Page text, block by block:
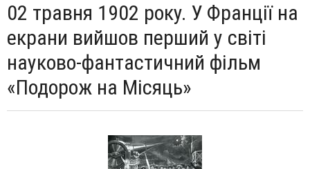
02 травня 1902 року. У Франції на
екрани вийшов перший у світі
науково-фантастичний фільм
«Подорож на Місяць»